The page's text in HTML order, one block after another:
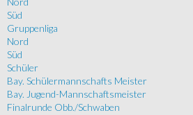
Süd
Gruppenliga
Nord
Süd
Schüler
Bay. Schülermannschafts Meister
Bay. Jugend-Mannschaftsmeister
Finalrunde Obb./Schwaben